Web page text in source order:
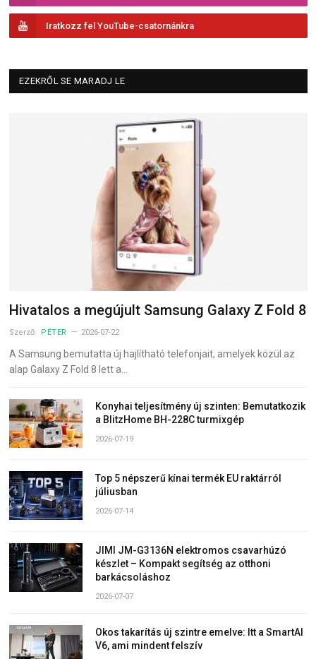
Iratkozz fel YouTube-csatornánkra
EZEKRŐL SE MARADJ LE
Hivatalos a megújult Samsung Galaxy Z Fold 8
Szerző: PÉTER 2026-07-22
A Samsung bemutatta új hajlítható telefonjait, amelyek közül az
alap Galaxy Z Fold 8 lett a…
Konyhai teljesítmény új szinten: Bemutatkozik
a BlitzHome BH-228C turmixgép
2026-07-19
Top 5 népszerű kínai termék EU raktárról
júliusban
2026-07-14
JIMI JM-G3136N elektromos csavarhúzó
készlet – Kompakt segítség az otthoni
barkácsoláshoz
2026-07-07
Okos takarítás új szintre emelve: Itt a SmartAI
V6, ami mindent felszív